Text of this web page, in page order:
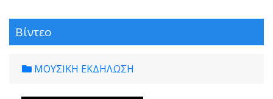
Βίντεο
ΜΟΥΣΙΚΗ ΕΚΔΗΛΩΣΗ